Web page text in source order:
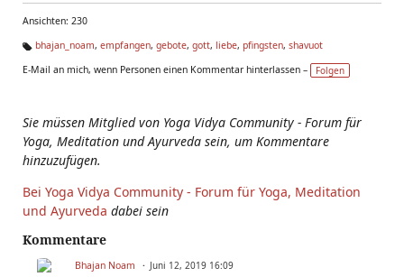
Ansichten: 230
g
bhajan_noam, empfangen, gebote, gott, liebe, pfingsten, shavuot
E-Mail an mich, wenn Personen einen Kommentar hinterlassen –
Folgen
Sie müssen Mitglied von Yoga Vidya Community - Forum für
Yoga, Meditation und Ayurveda sein, um Kommentare
hinzuzufügen.
Bei Yoga Vidya Community - Forum für Yoga, Meditation
und Ayurveda dabei sein
Kommentare
Bhajan Noam Juni 12, 2019 16:09